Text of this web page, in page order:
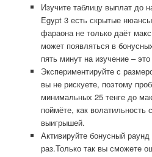
Изучите таблицу выплат до
Egypt 3 есть скрытые
фараона не только даёт
может появляться в
пять минут на изучение –
Экспериментируйте с
вы не рискуете, поэтому
минимальных 25 тенге до
поймёте, как волатильность
выигрышей.
Активируйте бонусный
раз.Только так вы сможете